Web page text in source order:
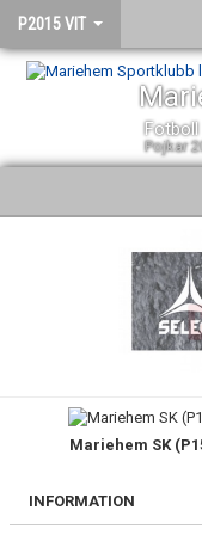
P2015 VIT
Fotboll
Pojkar
TRUPPEN
BILDGALLERI
Mariehem SK
INFORMATION